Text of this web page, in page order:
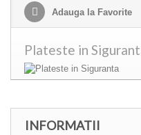
Adauga la Favorite
Plateste in
INFORMATII